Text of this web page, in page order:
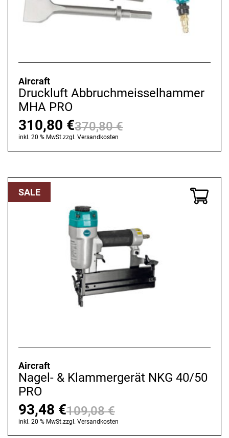
Aircraft
Druckluft Abbruchmeisselhammer
MHA PRO
370,80€
war:
310,80 €
ist:
inkl. 20 % MwSt.zzgl. Versandkosten
SALE
Aircraft
Nagel- & Klammergerät NKG 40/50
PRO
109,08€
Ursprünglicher
93,48 €
Aktueller
inkl. 20 % MwSt.zzgl. Versandkosten